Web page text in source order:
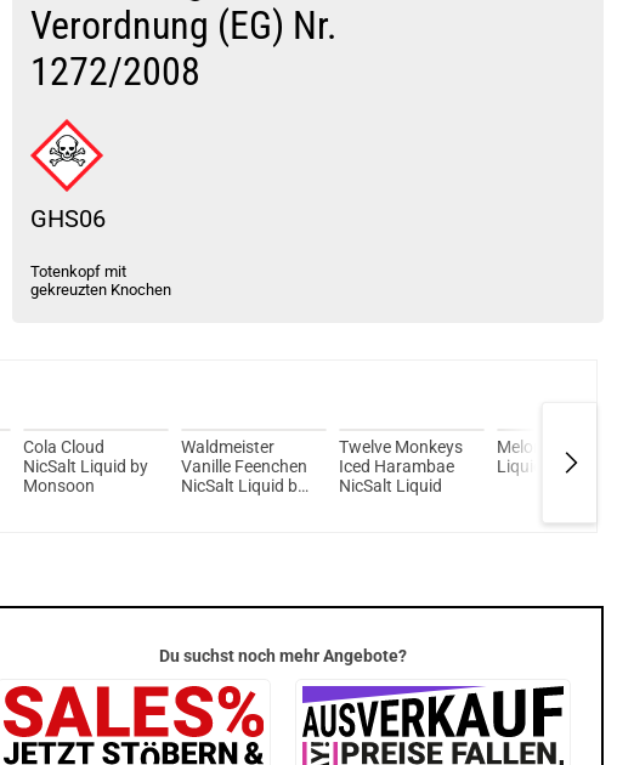
Verordnung (EG) Nr.
1272/2008
GHS06
Totenkopf mit
gekreuzten Knochen
Cola Cloud
NicSalt Liquid by
Monsoon
Waldmeister
Vanille Feenchen
NicSalt Liquid by
Twelve Monkeys
Iced Harambae
NicSalt Liquid
Melon NicSalt
Liquid by El Minto
Du suchst noch mehr Angebote?